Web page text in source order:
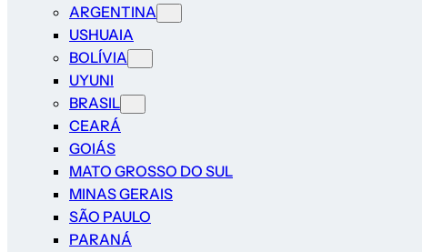
ARGENTINA
USHUAIA
BOLÍVIA
UYUNI
BRASIL
CEARÁ
GOIÁS
MATO GROSSO DO SUL
MINAS GERAIS
SÃO PAULO
PARANÁ